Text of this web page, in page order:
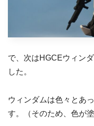
で、次はHGCEウィン
した。
ウィンダムは色々とあ
す。（そのため、色が